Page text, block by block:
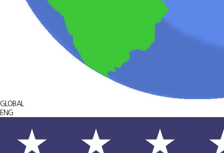
GLOBAL
ENG